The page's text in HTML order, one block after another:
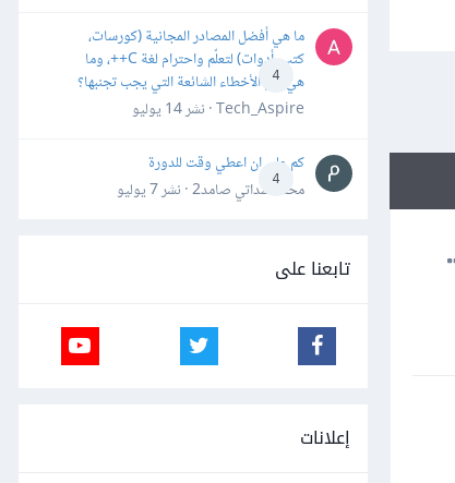
4
ما هي أفضل المصادر المجانية (كورسات،
كتب، أدوات) لتعلّم واحترام لغة C++، وما
هي أهم الأخطاء الشائعة التي يجب تجنبها؟
Tech_Aspire · نشر
14 يوليو
4
كم علي ان اعطي وقت للدورة
محمد سداتي صامد2 · نشر
7 يوليو
تابعنا على
إعلانات